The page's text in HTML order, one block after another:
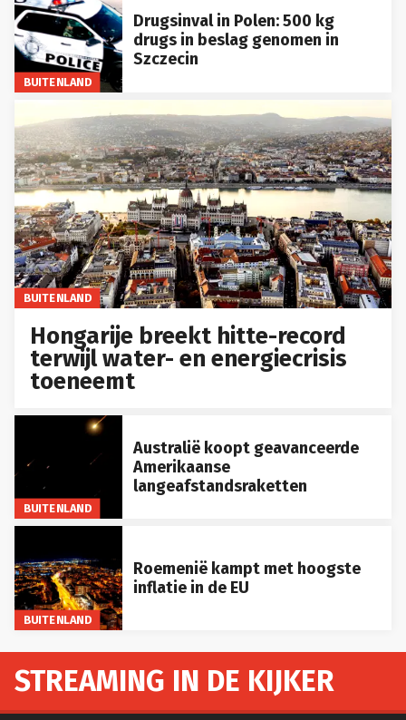
BUITENLAND
Drugsinval in Polen: 500 kg
drugs in beslag genomen in
Szczecin
BUITENLAND
Hongarije breekt hitte-record
terwijl water- en energiecrisis
toeneemt
BUITENLAND
Australië koopt geavanceerde
Amerikaanse
langeafstandsraketten
BUITENLAND
Roemenië kampt met hoogste
inflatie in de EU
STREAMING IN DE KIJKER